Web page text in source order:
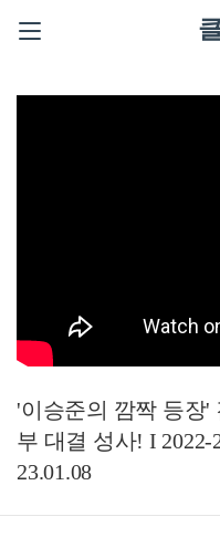
'이승준의 깜짝 등장'
부 대결 성사! I 2022-
23.01.08